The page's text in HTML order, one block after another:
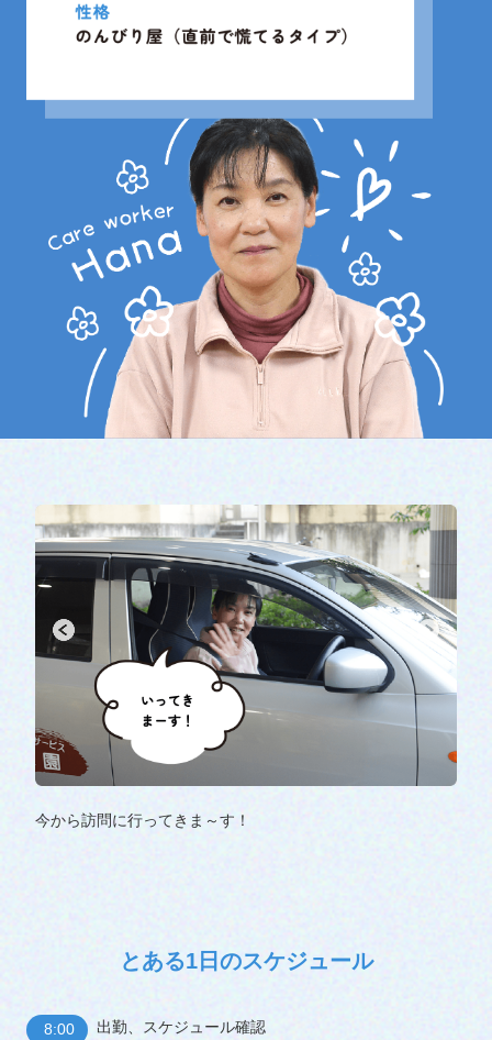
今から訪問に行ってきま～す！
とある1日のスケジュール
8:00 出勤、スケジュール確認